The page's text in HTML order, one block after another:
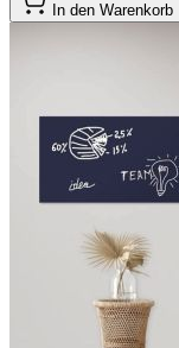
In den Warenkorb